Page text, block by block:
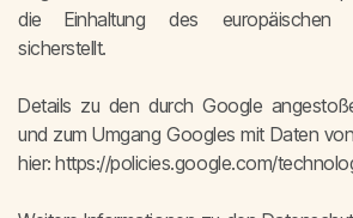
die Einhaltung des europäischen
sicherstellt.
Details zu den durch Google
und zum Umgang Googles mit Daten
hier: https://policies.google.com/